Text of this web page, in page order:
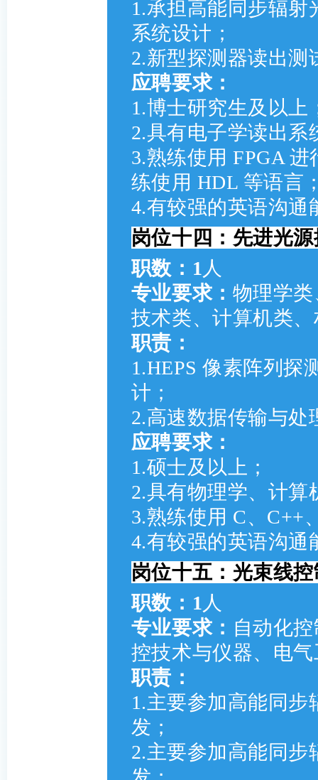
1.承担高能同步辐
系统设计；
2.新型探测器读出测
应聘要求：
1.博士研究生及以上
2.具有电子学读出系
3.熟练使用 FPGA
练使用 HDL 等语言
4.有较强的英语沟通
岗位十四：先进光
职数：1 人
专业要求： 物理学
技术类、计算机类
职责：
1.HEPS 像素阵列探
计；
2.高速数据传输与处
应聘要求：
1.硕士及以上；
2.具有物理学、计
3.熟练使用 C、C++
4.有较强的英语沟通
岗位十五：光束线
职数：1 人
专业要求： 自动化
控技术与仪器、电
职责：
1.主要参加高能同
发；
2.主要参加高能同